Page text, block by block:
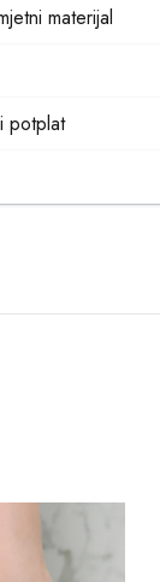
materijal
potplat